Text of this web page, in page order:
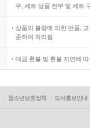
우, 세트 상품 전부 및 세트
상품의 불량에 의한 반품,
준하여 처리됨
대금 환불 및 환불 지연에
청소년보호정책 도서홍보안내